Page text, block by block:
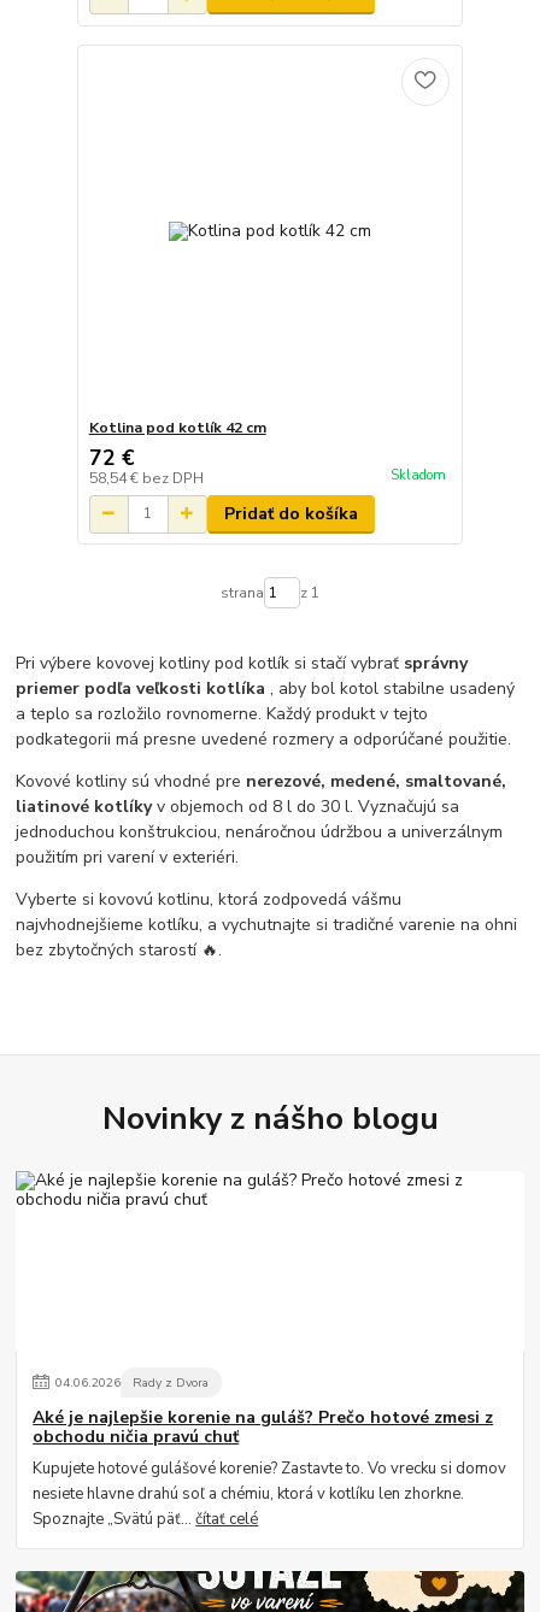
Kotlina pod kotlík 42 cm
72 €
58,54 € bez DPH Skladom
Pridať do košíka
strana z 1
Pri výbere kovovej kotliny pod kotlík si stačí vybrať správny
priemer podľa veľkosti kotlíka , aby bol kotol stabilne usadený
a teplo sa rozložilo rovnomerne. Každý produkt v tejto
podkategorii má presne uvedené rozmery a odporúčané použitie.
Kovové kotliny sú vhodné pre nerezové, medené, smaltované,
liatinové kotlíkyv objemoch od 8 l do 30 l. Vyznačujú sa
jednoduchou konštrukciou, nenáročnou údržbou a univerzálnym
použitím pri varení v exteriéri.
Vyberte si kovovú kotlinu, ktorá zodpovedá vášmu
najvhodnejšieme kotlíku, a vychutnajte si tradičné varenie na ohni
bez zbytočných starostí 🔥.
Novinky z nášho blogu
04.06.2026 Rady z Dvora
Aké je najlepšie korenie na guláš? Prečo hotové zmesi z
obchodu ničia pravú chuť
Kupujete hotové gulášové korenie? Zastavte to. Vo vrecku si domov
nesiete hlavne drahú soľ a chémiu, ktorá v kotlíku len zhorkne.
Spoznajte „Svätú päť...čítať celé